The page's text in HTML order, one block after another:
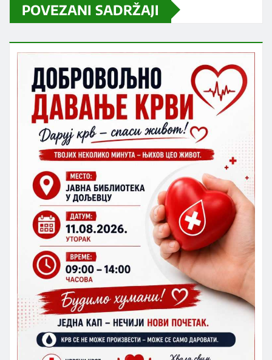
POVEZANI SADRŽAJI